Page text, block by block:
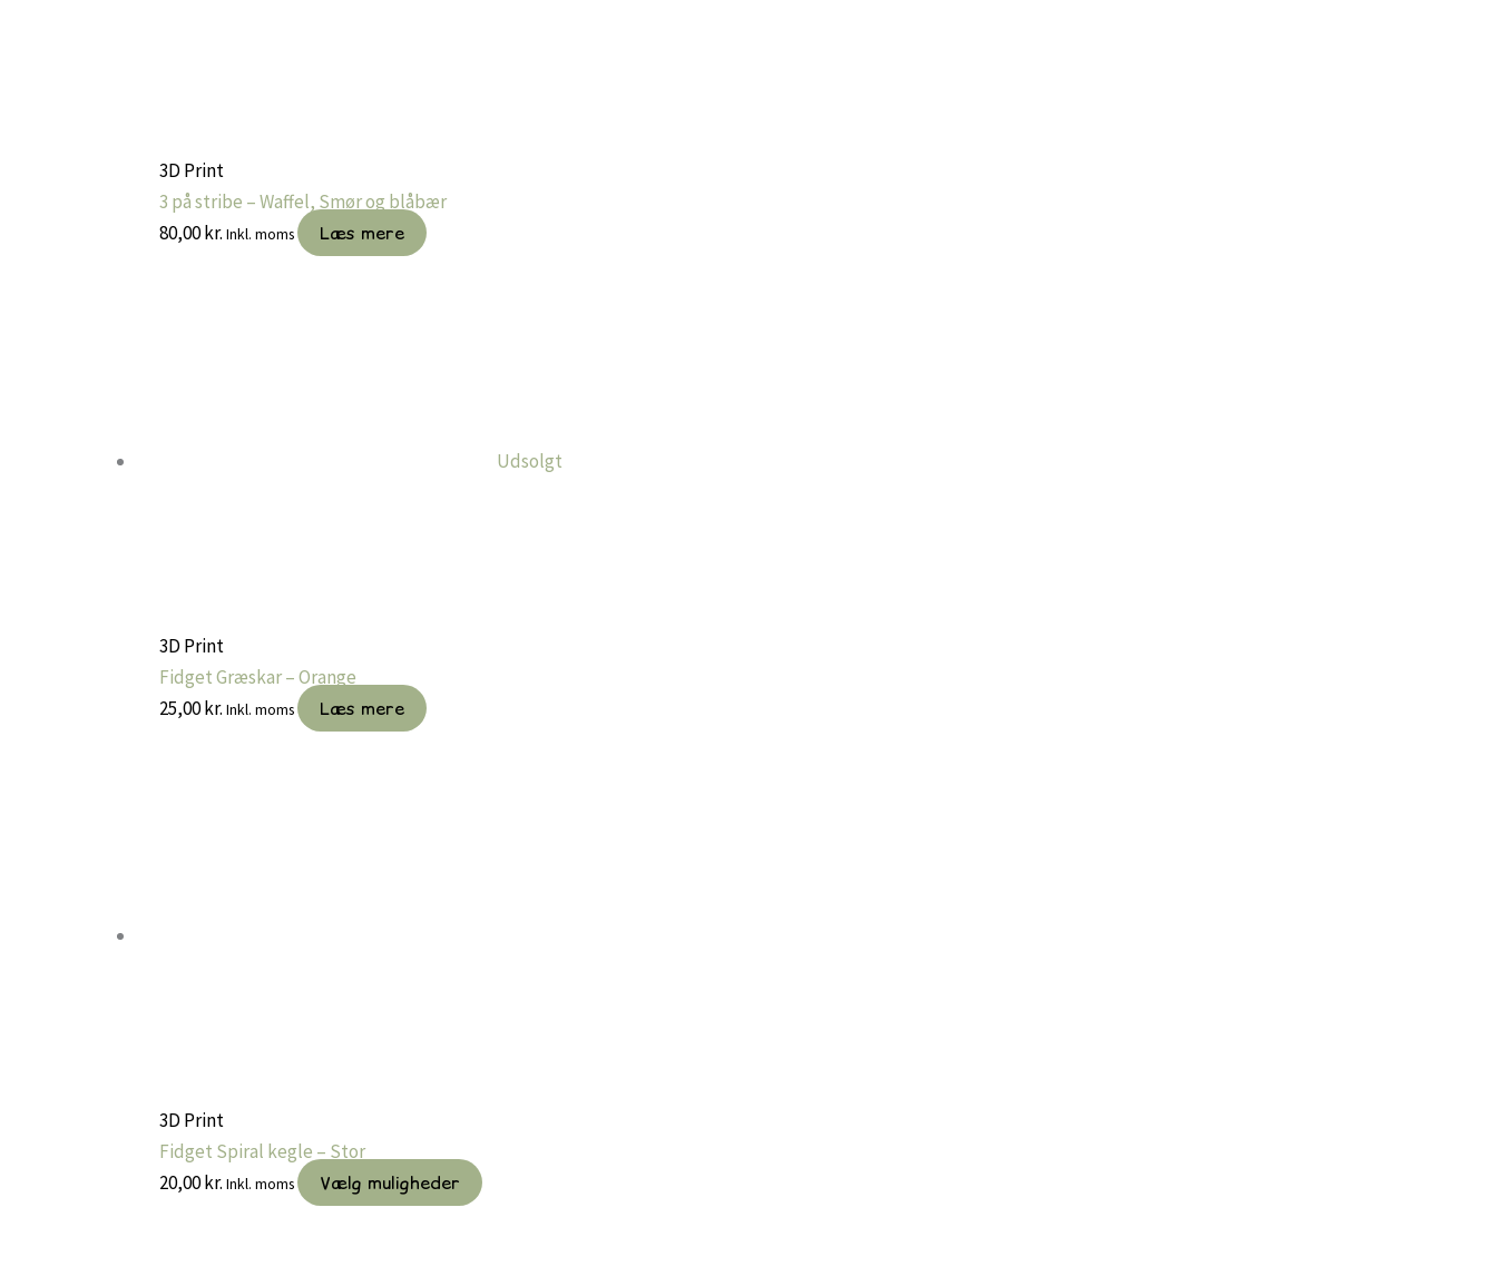
3D Print
3 på stribe – Waffel, Smør og blåbær
80,00kr. Inkl. moms Læs mere
Udsolgt
3D Print
Fidget Græskar – Orange
25,00kr. Inkl. moms Læs mere
3D Print
Fidget Spiral kegle – Stor
20,00kr. Inkl. moms Vælg muligheder
Dette